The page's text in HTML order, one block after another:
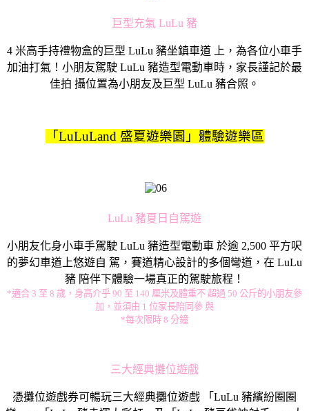
巨型充氣 LuLu 豬
4 米高手持禮物盒的巨型 LuLu 豬坐鎮車道 上，為各位小車手
加油打氣！小朋友駕駛 LuLu 豬造型電動車時，家長謹記於最
佳拍 攝位置為小朋友及巨型 LuLu 豬合照。
「LuLuLand 盛夏遊樂園」體驗遊樂區
LuLu 豬夏日自駕遊
小朋友化身小車手駕駛 LuLu 豬造型電動車 於逾 2,500 平方呎
的夢幻車道上悠遊自 駕，賽道精心設計的多個彎道，在 LuLu
豬 陪伴下體驗一場真正的駕駛旅程！
*適合 3 至 8 歲，身高介乎 90 至 140 厘米及體重不 超過 50 公斤的小朋友參
加，並須由 1 位家長陪同參 與
*每次限時 8 分鐘
三大經典攤位遊戲
憑攤位遊戲券可暢玩三大經典攤位遊戲 「LuLu 豬繽紛圈圈